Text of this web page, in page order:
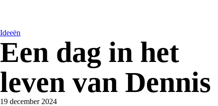
Ideeën
Een dag in het
leven van Dennis
19 december 2024